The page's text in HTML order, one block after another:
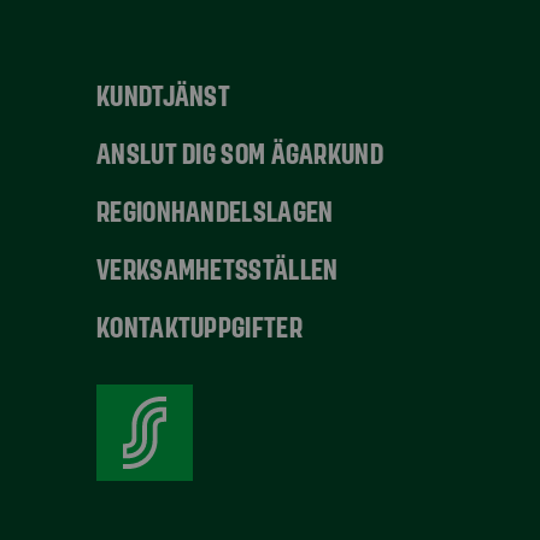
KUNDTJÄNST
ANSLUT DIG SOM ÄGARKUND
REGIONHANDELSLAGEN
VERKSAMHETSSTÄLLEN
KONTAKTUPPGIFTER